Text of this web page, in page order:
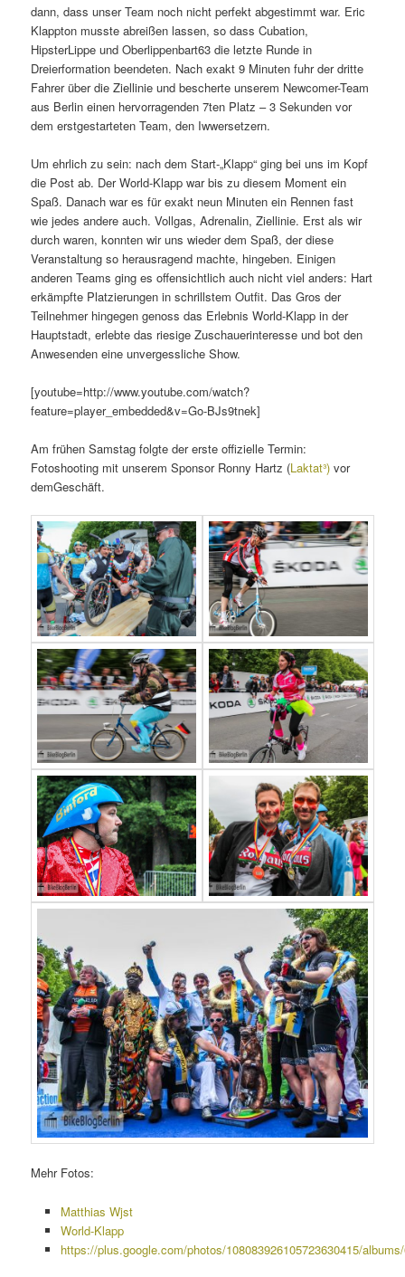
dann, dass unser Team noch nicht perfekt abgestimmt war. Eric
Klappton musste abreißen lassen, so dass Cubation,
HipsterLippe und Oberlippenbart63 die letzte Runde in
Dreierformation beendeten. Nach exakt 9 Minuten fuhr der dritte
Fahrer über die Ziellinie und bescherte unserem Newcomer-Team
aus Berlin einen hervorragenden 7ten Platz – 3 Sekunden vor
dem erstgestarteten Team, den Iwwersetzern.
Um ehrlich zu sein: nach dem Start-„Klapp“ ging bei uns im Kopf
die Post ab. Der World-Klapp war bis zu diesem Moment ein
Spaß. Danach war es für exakt neun Minuten ein Rennen fast
wie jedes andere auch. Vollgas, Adrenalin, Ziellinie. Erst als wir
durch waren, konnten wir uns wieder dem Spaß, der diese
Veranstaltung so herausragend machte, hingeben. Einigen
anderen Teams ging es offensichtlich auch nicht viel anders: Hart
erkämpfte Platzierungen in schrillstem Outfit. Das Gros der
Teilnehmer hingegen genoss das Erlebnis World-Klapp in der
Hauptstadt, erlebte das riesige Zuschauerinteresse und bot den
Anwesenden eine unvergessliche Show.
[youtube=http://www.youtube.com/watch?
feature=player_embedded&v=Go-BJs9tnek]
Am frühen Samstag folgte der erste offizielle Termin:
Fotoshooting mit unserem Sponsor Ronny Hartz (Laktat³)vor
demGeschäft.
Mehr Fotos:
Matthias Wjst
World-Klapp
https://plus.google.com/photos/108083926105723630415/